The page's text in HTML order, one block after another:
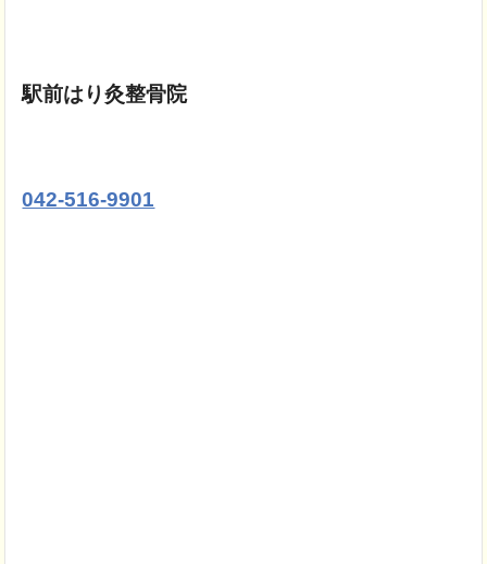
駅前はり灸整骨院
042-516-9901